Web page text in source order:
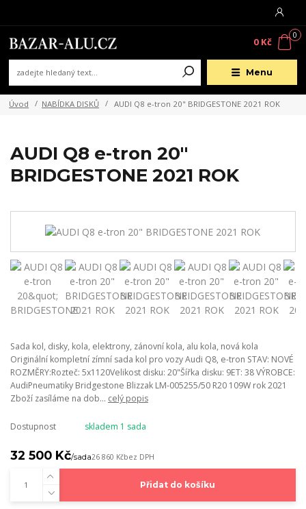
Menu
0
0 Kč
Úvod NABÍDKA DISKŮ AUDI Q8 e-tron 20" BRIDGESTONE 2021 ROK
AUDI Q8 e-tron 20"
BRIDGESTONE 2021 ROK
Sada kol, disky, kola, elektrony, zánovní kola, alu kola, nová kola
Originální kompletní zímní sada kol pro vozy Audi Q8, e-tron STAV: NOVÉ
ROZMĚRY:Rozteč: 5x1120Velikost disku: 20"Šířka disku: 9ET: 38 VÝROBCE:
AudiPneumatiky Bridgestone Blizzak LM-005255/50 R20 109W rok 2021
Zboží zasíláme na dob... celý popis
Dostupnost skladem 1 sada
32 500 Kč/sada26 860 Kčbez DPH
Přidat do košíku